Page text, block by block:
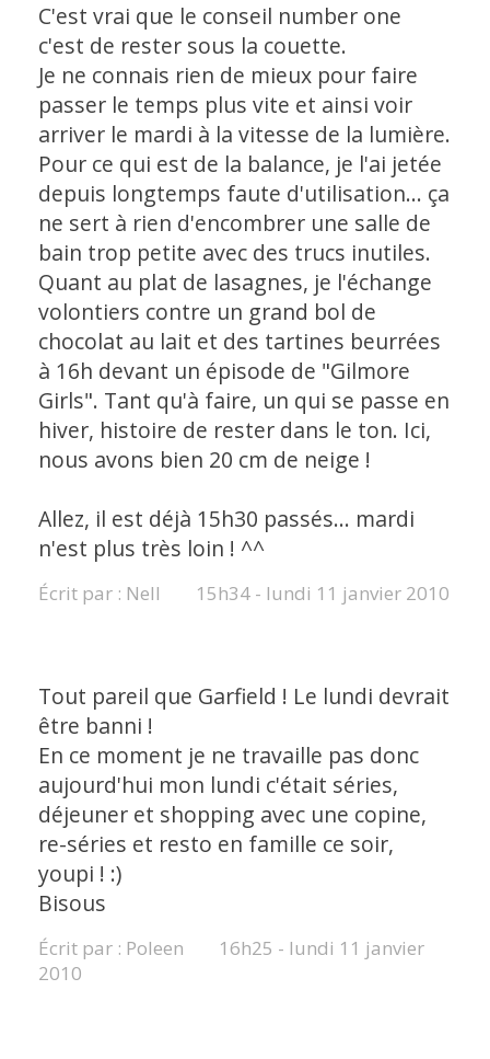
C'est vrai que le conseil number one
c'est de rester sous la couette.
Je ne connais rien de mieux pour faire
passer le temps plus vite et ainsi voir
arriver le mardi à la vitesse de la lumière.
Pour ce qui est de la balance, je l'ai jetée
depuis longtemps faute d'utilisation... ça
ne sert à rien d'encombrer une salle de
bain trop petite avec des trucs inutiles.
Quant au plat de lasagnes, je l'échange
volontiers contre un grand bol de
chocolat au lait et des tartines beurrées
à 16h devant un épisode de "Gilmore
Girls". Tant qu'à faire, un qui se passe en
hiver, histoire de rester dans le ton. Ici,
nous avons bien 20 cm de neige !
Allez, il est déjà 15h30 passés... mardi
n'est plus très loin ! ^^
Écrit par : Nell 15h34 - lundi 11 janvier 2010
Tout pareil que Garfield ! Le lundi devrait
être banni !
En ce moment je ne travaille pas donc
aujourd'hui mon lundi c'était séries,
déjeuner et shopping avec une copine,
re-séries et resto en famille ce soir,
youpi ! :)
Bisous
Écrit par : Poleen 16h25 - lundi 11 janvier
2010